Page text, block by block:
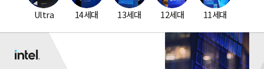
Ultra 14세대 13세대 12세대 11세대